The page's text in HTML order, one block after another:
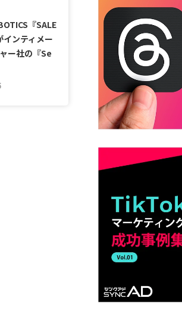
『SALE
インティメー
ー社の『Se